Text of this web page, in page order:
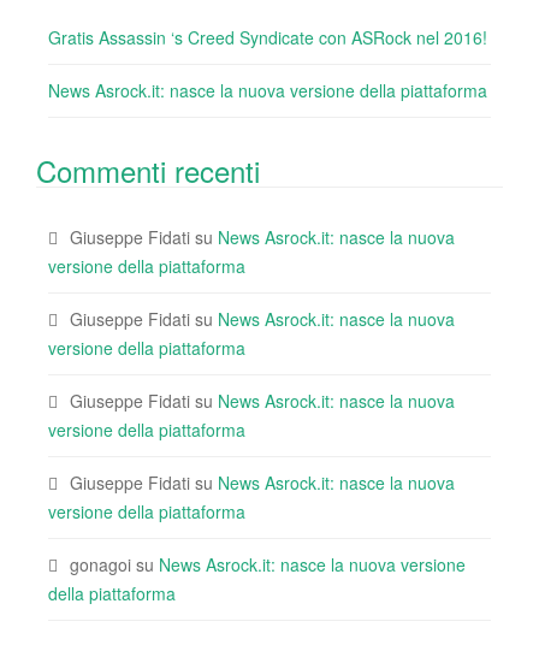
Gratis Assassin ‘s Creed Syndicate con ASRock nel 2016!
News Asrock.it: nasce la nuova versione della piattaforma
Commenti recenti
Giuseppe Fidati su News Asrock.it: nasce la nuova
versione della piattaforma
Giuseppe Fidati su News Asrock.it: nasce la nuova
versione della piattaforma
Giuseppe Fidati su News Asrock.it: nasce la nuova
versione della piattaforma
Giuseppe Fidati su News Asrock.it: nasce la nuova
versione della piattaforma
gonagoi su News Asrock.it: nasce la nuova versione
della piattaforma